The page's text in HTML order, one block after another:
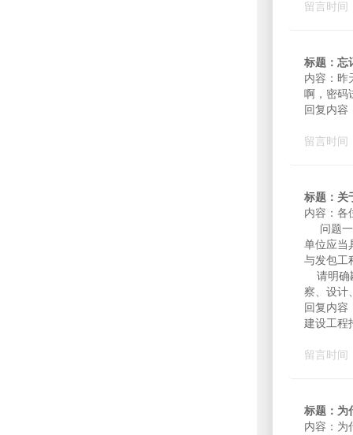
留言时间
标题：忘
内容：昨
啊，密码
回复内容
留言时间
标题：关
内容：各
问题一
单位应当
与发包工
请明确
察、设计
回复内容
建设工程
留言时间
标题：为
内容：为